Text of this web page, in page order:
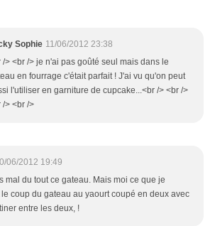
Sophie 11/06/2012 23:38
/> <br /> je n'ai pas goûté seul mais dans le
en fourrage c'était parfait ! J'ai vu qu'on peut
l'utiliser en garniture de cupcake...<br /> <br />
/> <br />
06/2012 19:49
mal du tout ce gateau. Mais moi ce que je
coup du gateau au yaourt coupé en deux avec
entre les deux, !